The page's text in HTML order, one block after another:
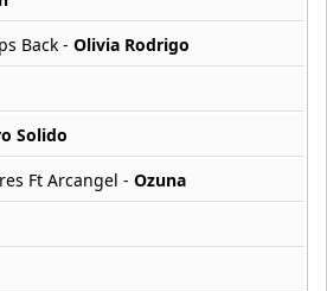
No Nakama Tachi
Back - Olivia Rodrigo
Solido
Ft Arcangel - Ozuna